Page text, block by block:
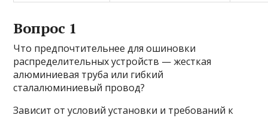
Вопрос 1
Что предпочтительнее для ошиновки
распределительных устройств — жесткая
алюминиевая труба или гибкий
сталалюминиевый провод?
Зависит от условий установки и требований к